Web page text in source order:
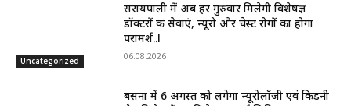
Uncategorized
सरायपाली में अब हर गुरुवार मिलेगी विशेषज्ञ
डॉक्टरों की सेवाएं, न्यूरो और चेस्ट रोगों का होगा
परामर्श..l
06.08.2026
बसना में 6 अगस्त को लगेगा न्यूरोलॉजी एवं किडनी